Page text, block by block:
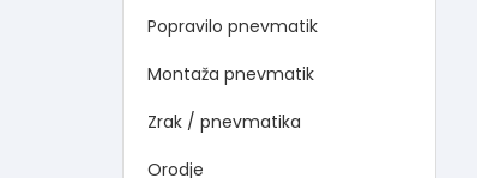
Popravilo pnevmatik
Montaža pnevmatik
Zrak / pnevmatika
Orodje